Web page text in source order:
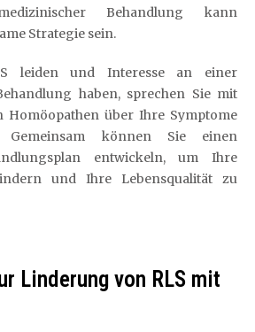
Behandlung kann
Strategie sein.
leiden und Interesse an einer
haben, sprechen Sie mit
Homöopathen über Ihre Symptome
Gemeinsam können Sie einen
entwickeln, um Ihre
und Ihre Lebensqualität zu
Linderung von RLS mit